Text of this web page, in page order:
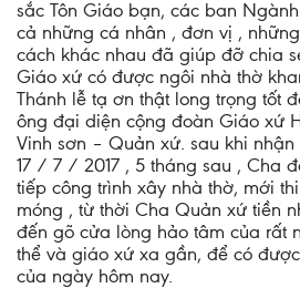
sắc Tôn Giáo bạn, các ban
cả những cá nhân , đơn vị ,
cách khác nhau đã giúp đỡ chia
Giáo xứ có được ngôi nhà thờ
Thánh lễ tạ ơn thật long trọng tốt
ông đại diện cộng đoàn Giáo xứ
Vinh sơn – Quản xứ. sau khi
17 / 7 / 2017 , 5 tháng sau , Cha
tiếp công trình xây nhà thờ, mới
móng , từ thời Cha Quản xứ tiền
đến gõ cửa lòng hảo tâm của rất
thể và giáo xứ xa gần, để có
của ngày hôm nay.